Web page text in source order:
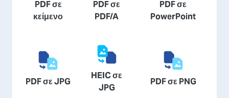
PDF σε
κείμενο
PDF σε
PDF/A
PDF σε
PowerPoint
PDF σε JPG
HEIC σε
JPG
PDF σε PNG